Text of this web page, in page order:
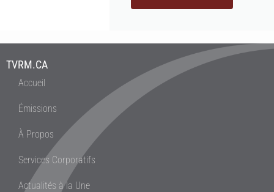
TVRM.CA
Accueil
Émissions
À Propos
Services Corporatifs
Actualités à la Une